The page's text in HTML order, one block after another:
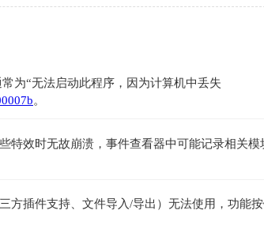
为“无法启动此程序，因为计算机中丢失
。
特效时无故崩溃，事件查看器中可能记录相关模
方插件支持、文件导入/导出）无法使用，功能